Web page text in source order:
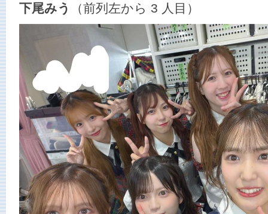
下尾みう （前列左から 3 人目）